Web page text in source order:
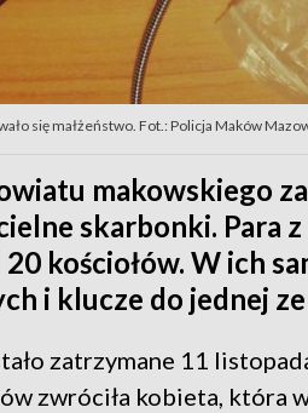
się małżeństwo. Fot.: Policja Maków
makowskiego
skarbonki. Para
kościołów. W ich
i klucze do jednej
zatrzymane 11
zwróciła kobieta, która